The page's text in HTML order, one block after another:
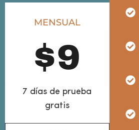
MENSUAL
$9
7 días de prueba
gratis